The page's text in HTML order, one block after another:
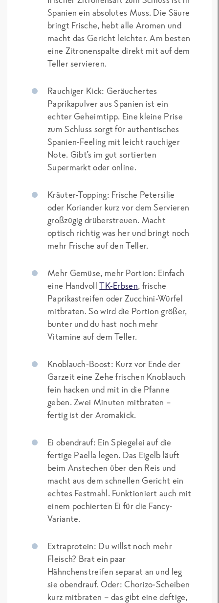
Spanien ein absolutes Muss. Die Säure
bringt Frische, hebt alle Aromen und
macht das Gericht leichter. Am besten
eine Zitronenspalte direkt mit auf dem
Teller servieren.
Rauchiger Kick: Geräuchertes
Paprikapulver aus Spanien ist ein
echter Geheimtipp. Eine kleine Prise
zum Schluss sorgt für authentisches
Spanien-Feeling mit leicht rauchiger
Note. Gibt’s im gut sortierten
Supermarkt oder online.
Kräuter-Topping: Frische Petersilie
oder Koriander kurz vor dem Servieren
großzügig drüberstreuen. Macht
optisch richtig was her und bringt noch
mehr Frische auf den Teller.
Mehr Gemüse, mehr Portion: Einfach
eine HandvollTK-Erbsen, frische
Paprikastreifen oder Zucchini-Würfel
mitbraten. So wird die Portion größer,
bunter und du hast noch mehr
Vitamine auf dem Teller.
Knoblauch-Boost: Kurz vor Ende der
Garzeit eine Zehe frischen Knoblauch
fein hacken und mit in die Pfanne
geben. Zwei Minuten mitbraten –
fertig ist der Aromakick.
Ei obendrauf: Ein Spiegelei auf die
fertige Paella legen. Das Eigelb läuft
beim Anstechen über den Reis und
macht aus dem schnellen Gericht ein
echtes Festmahl. Funktioniert auch mit
einem pochierten Ei für die Fancy-
Variante.
Extraprotein: Du willst noch mehr
Fleisch? Brat ein paar
Hähnchenstreifen separat an und leg
sie obendrauf. Oder: Chorizo-Scheiben
kurz mitbraten – das gibt eine deftige,